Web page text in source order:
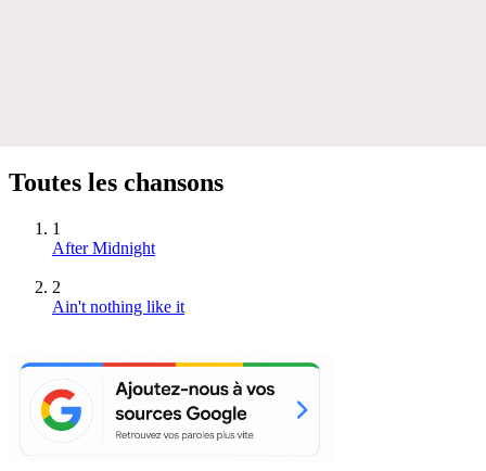
Toutes les chansons
1
After Midnight
2
Ain't nothing like it